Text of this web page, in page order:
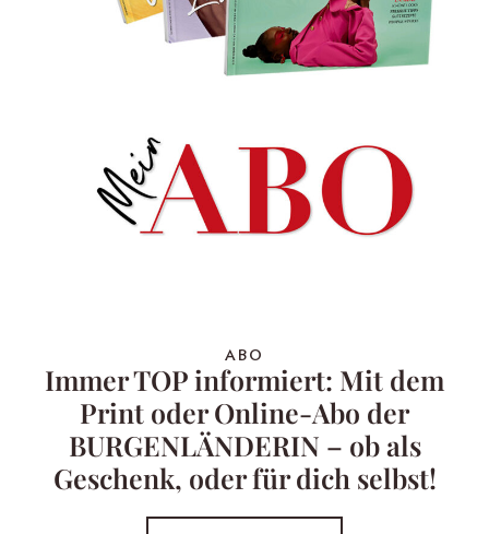
ABO
Immer TOP informiert: Mit dem
Print oder Online-Abo der
BURGENLÄNDERIN – ob als
Geschenk, oder für dich selbst!